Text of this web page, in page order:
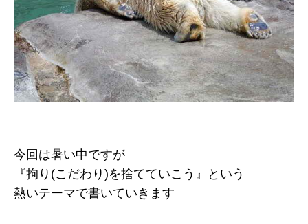
今回は暑い中ですが
『拘り(こだわり)を捨てていこう』という
熱いテーマで書いていきます